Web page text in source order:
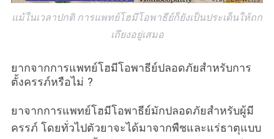
แม้ในเวลาปกติ การแพทย์โฮมีโอพาธีย์ก็ยังเป็นประเด็นให้ถก
เถึยงอยู่เสมอ
ยากจากการแพทย์โฮมีโอพาธีย์ปลอดภัยสำหรับการ
ตั้งครรภ์หรือไม่ ?
ยาจากการแพทย์โฮมีโอพาธีย์มักปลอดภัยสำหรับผู้มี
ครรภ์ โดยทั่วไปตัวยาจะได้มาจากพืชและแร่ธาตุแบบ